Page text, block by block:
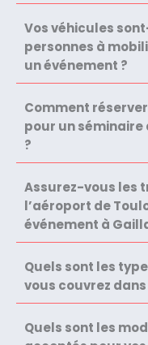
Vos véhicules
personnes à
un événement ?
Comment
pour un séminaire
?
Assurez-vous les
l’aéroport de
événement à
Quels sont les
vous couvrez
Quels sont les